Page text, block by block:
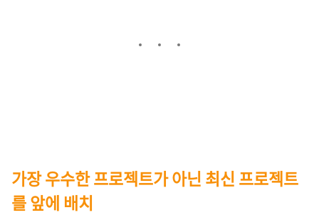
가장 우수한 프로젝트가 아닌 최신 프로젝트
를 앞에 배치